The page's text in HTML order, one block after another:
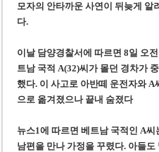
베트남주식 HAT, 15년 연속 현금 배
베트남 세무당국, 납세자 정보 공개
모자의 안타까운 사연이 뒤늦게 알
다.
이날담양경찰서에 따르면 8일 오
트남 국적 A(32)씨가 몰던 경차가
했다. 이 사고로 아반떼 운전자와 A
으로 옮겨졌으나 끝내 숨졌다
뉴스1에 따르면 베트남 국적인 A
남편을 만나 가정을 꾸렸다. 아들